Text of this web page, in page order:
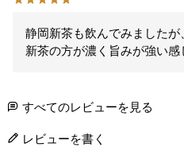
静岡新茶も飲んでみました
新茶の方が濃く旨みが強い感
すべてのレビューを見る
レビューを書く